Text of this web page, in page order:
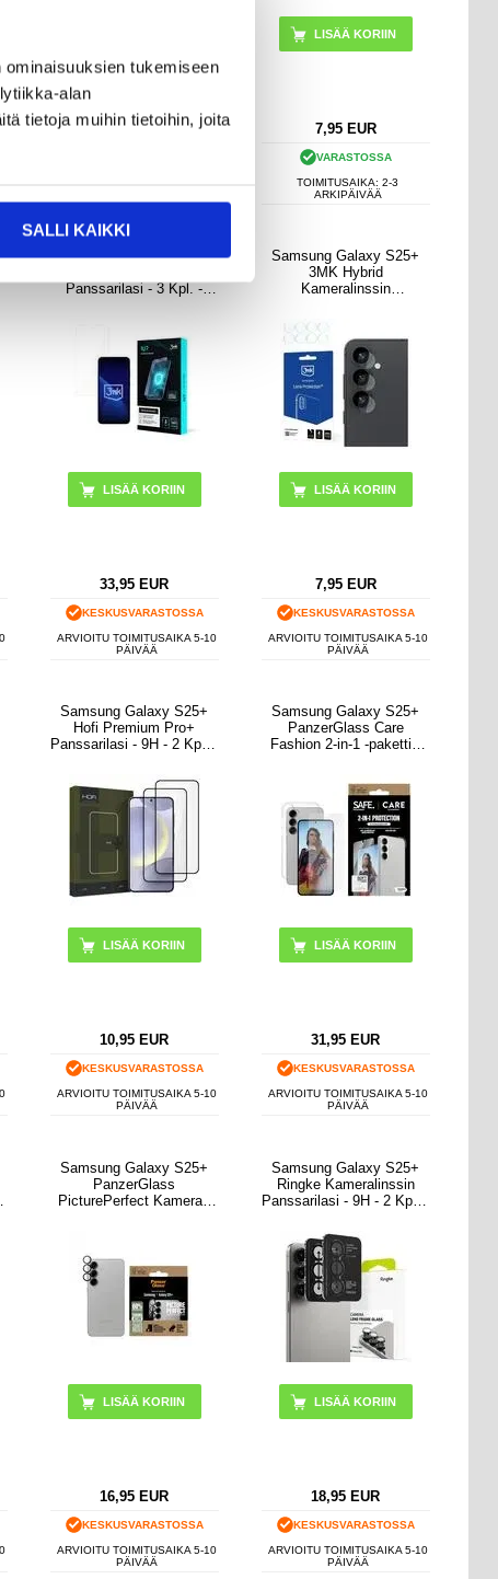
tukemiseen
alan
tietoja muihin tietoihin, joita
SALLI KAIKKI
18,95 EUR 7,95 EUR
VARASTOSSA
TOIMITUSAIKA: 2-3
ARKIPÄIVÄÄ
Samsung Galaxy S25+
Panssarilasi - 3 Kpl. -
33,95 EUR
KESKUSVARASTOSSA
ARVIOITU TOIMITUSAIKA 5-10
PÄIVÄÄ
Samsung Galaxy S25+
3MK Hybrid
Kameralinssin
7,95 EUR
KESKUSVARASTOSSA
ARVIOITU TOIMITUSAIKA 5-10
PÄIVÄÄ
Samsung Galaxy S25+
Hofi Premium Pro+
Panssarilasi - 9H - 2 Kpl. -
10,95 EUR
KESKUSVARASTOSSA
ARVIOITU TOIMITUSAIKA 5-10
PÄIVÄÄ
Samsung Galaxy S25+
PanzerGlass Care
Fashion 2-in-1 -paketti -
31,95 EUR
KESKUSVARASTOSSA
ARVIOITU TOIMITUSAIKA 5-10
PÄIVÄÄ
Samsung Galaxy S25+
PanzerGlass
PicturePerfect Kameran
16,95 EUR
KESKUSVARASTOSSA
ARVIOITU TOIMITUSAIKA 5-10
PÄIVÄÄ
Samsung Galaxy S25+
Ringke Kameralinssin
Panssarilasi - 9H - 2 Kpl. -
18,95 EUR
KESKUSVARASTOSSA
ARVIOITU TOIMITUSAIKA 5-10
PÄIVÄÄ